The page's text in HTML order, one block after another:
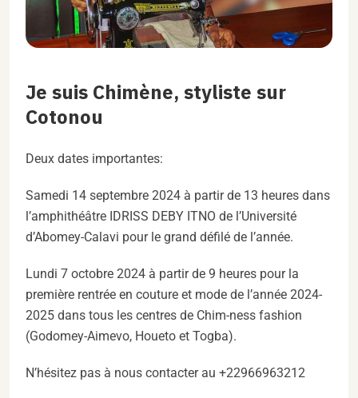
Je suis Chimène, styliste sur
Cotonou
Deux dates importantes:
Samedi 14 septembre 2024 à partir de 13 heures dans
l’amphithéâtre IDRISS DEBY ITNO de l’Université
d’Abomey-Calavi pour le grand défilé de l’année.
Lundi 7 octobre 2024 à partir de 9 heures pour la
première rentrée en couture et mode de l’année 2024-
2025 dans tous les centres de Chim-ness fashion
(Godomey-Aimevo, Houeto et Togba).
N’hésitez pas à nous contacter au +22966963212